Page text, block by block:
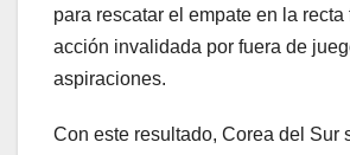
para rescatar el empate en la
acción invalidada por fuera de
aspiraciones.
Con este resultado, Corea del Sur